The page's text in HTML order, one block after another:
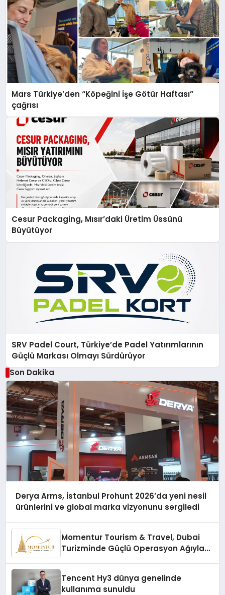
Mars Türkiye’den “Köpeğini İşe Götür Haftası”
çağrısı
Cesur Packaging, Mısır’daki Üretim Üssünü
Büyütüyor
SRV Padel Court, Türkiye’de Padel Yatırımlarının
Güçlü Markası Olmayı Sürdürüyor
Son Dakika
Derya Arms, İstanbul Prohunt 2026’da yeni nesil
ürünlerini ve global marka vizyonunu sergiledi
Momentur Tourism & Travel, Dubai
Turizminde Güçlü Operasyon Ağıyla
Tencent Hy3 dünya genelinde
kullanıma sunuldu